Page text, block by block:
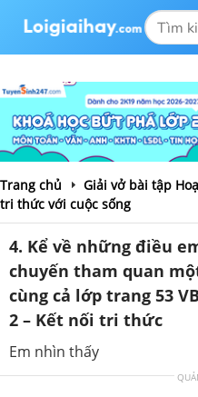
Trang chủ
Giải vở bài tập
tri thức với cuộc sống
4. Kể về những điều
chuyến tham quan
cùng cả lớp trang 53
2 – Kết nối tri thức
Em nhìn thấy